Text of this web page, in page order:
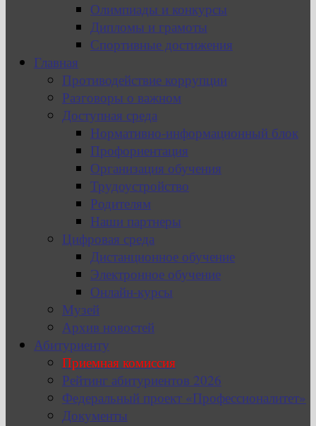
Олимпиады и конкурсы
Дипломы и грамоты
Спортивные достижения
Главная
Противодействие коррупции
Разговоры о важном
Доступная среда
Нормативно-информационный блок
Профориентация
Организация обучения
Трудоустройство
Родителям
Наши партнеры
Цифровая среда
Дистанционное обучение
Электронное обучение
Онлайн-курсы
Музей
Архив новостей
Абитуриенту
Приемная комиссия
Рейтинг абитуриентов 2026
Федеральный проект «Профессионалитет»
Документы